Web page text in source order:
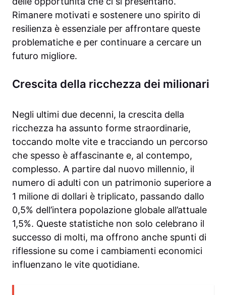
Rimanere motivati e sostenere uno spirito di
resilienza è essenziale per affrontare queste
problematiche e per continuare a cercare un
futuro migliore.
Crescita della ricchezza dei milionari
Negli ultimi due decenni, la crescita della
ricchezza ha assunto forme straordinarie,
toccando molte vite e tracciando un percorso
che spesso è affascinante e, al contempo,
complesso. A partire dal nuovo millennio, il
numero di adulti con un patrimonio superiore a
1 milione di dollari è triplicato, passando dallo
0,5% dell’intera popolazione globale all’attuale
1,5%. Queste statistiche non solo celebrano il
successo di molti, ma offrono anche spunti di
riflessione su come i cambiamenti economici
influenzano le vite quotidiane.